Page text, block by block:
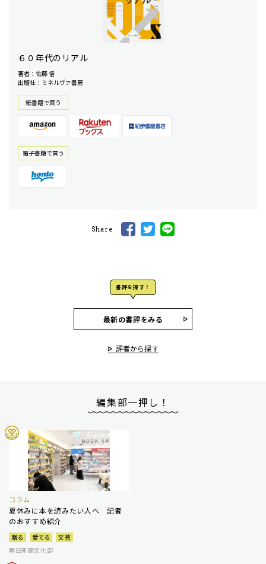
６０年代のリアル
著者：佐藤 信
出版社：ミネルヴァ書房
紙書籍で買う
電⼦書籍で買う
Share
書評を探す！
最新の書評をみる
評者から探す
編集部一押し！
コラム
夏休みに本を読みたい人へ 記者
のおすすめ紹介
贈る 愛でる
文芸
朝日新聞文化部